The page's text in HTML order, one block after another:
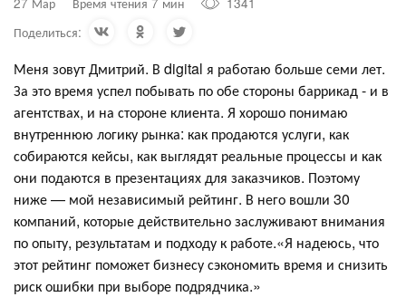
Поделиться:
Меня зовут Дмитрий. В digital я работаю больше семи лет.
За это время успел побывать по обе стороны баррикад - и в
агентствах, и на стороне клиента. Я хорошо понимаю
внутреннюю логику рынка: как продаются услуги, как
собираются кейсы, как выглядят реальные процессы и как
они подаются в презентациях для заказчиков. Поэтому
ниже — мой независимый рейтинг. В него вошли 30
компаний, которые действительно заслуживают внимания
по опыту, результатам и подходу к работе.«Я надеюсь, что
этот рейтинг поможет бизнесу сэкономить время и снизить
риск ошибки при выборе подрядчика.»